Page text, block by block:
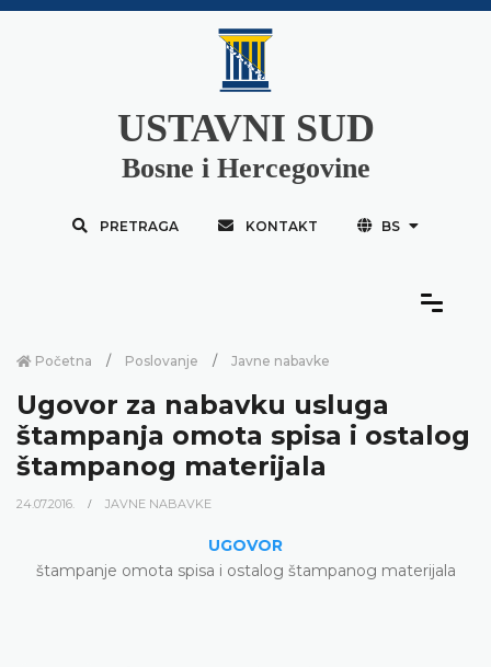
USTAVNI SUD
Bosne i Hercegovine
PRETRAGA KONTAKT BS
Početna Poslovanje Javne nabavke
Ugovor za nabavku usluga
štampanja omota spisa i ostalog
štampanog materijala
24.07.2016. JAVNE NABAVKE
UGOVOR
štampanje omota spisa i ostalog štampanog materijala